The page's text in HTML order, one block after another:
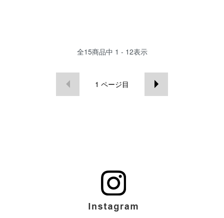
全15商品中 1 - 12表示
1 ページ目